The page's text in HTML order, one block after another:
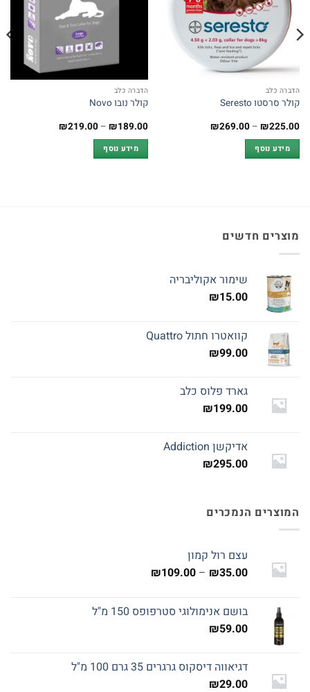
הדברה כלב
קולר סרסטו Seresto
₪225.00
–
₪269.00 טווח
מידע נוסף
הדברה כלב
קולר נובו Novo
₪189.00
–
₪219.00 טווח
מידע נוסף
מוצרים חדשים
שימור אקוליבריה
₪15.00
קוואטרו חתול Quattro
₪99.00
גארד פלוס כלב
₪199.00
אדיקשן Addiction
₪295.00
המוצרים הנמכרים
עצם רול קמון
₪35.00
–
₪109.00
עד
בושם אנימולוגי סטרפופס 150 מ"ל
₪59.00
דגיאווה דיסקוס גרגרים 35 גרם 100 מ"ל
₪29.00